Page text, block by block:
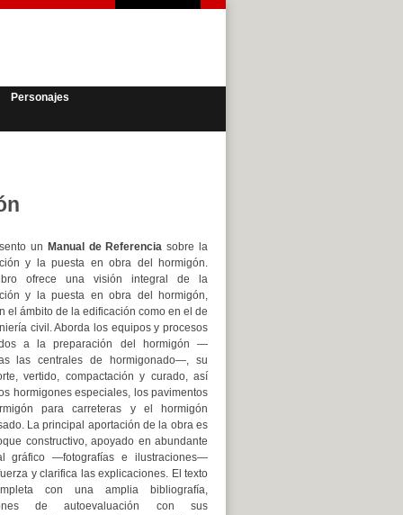
Personajes
un Manual de Referencia sobre la
y la puesta en obra del hormigón.
ofrece una visión integral de la
y la puesta en obra del hormigón,
el ámbito de la edificación como en el de
civil. Aborda los equipos y procesos
a la preparación del hormigón —
las centrales de hormigonado—, su
vertido, compactación y curado, así
hormigones especiales, los pavimentos
para carreteras y el hormigón
La principal aportación de la obra es
constructivo, apoyado en abundante
gráfico —fotografías e ilustraciones—
y clarifica las explicaciones. El texto
con una amplia bibliografía,
de autoevaluación con sus